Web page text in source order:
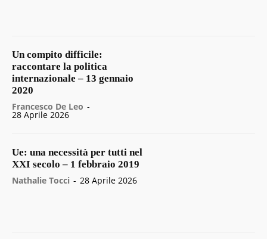
Un compito difficile:
raccontare la politica
internazionale – 13 gennaio
2020
Francesco De Leo -
28 Aprile 2026
Ue: una necessità per tutti nel
XXI secolo – 1 febbraio 2019
Nathalie Tocci - 28 Aprile 2026